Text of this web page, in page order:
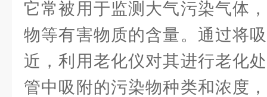
它常被用于监测大气污染气体
物等有害物质的含量。通过将
近，利用老化仪对其进行老化
管中吸附的污染物种类和浓度